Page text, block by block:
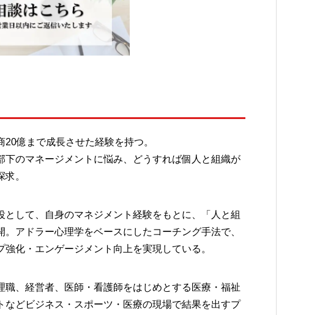
億まで成長させた経験を持つ。
のマネージメントに悩み、どうすれば個人と組織が
。
として、自身のマネジメント経験をもとに、「人と組
アドラー心理学をベースにしたコーチング手法で、
化・エンゲージメント向上を実現している。
、経営者、医師・看護師をはじめとする医療・福祉
どビジネス・スポーツ・医療の現場で結果を出すプ